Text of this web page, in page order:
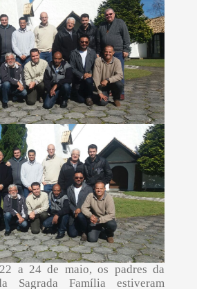
a 24 de maio, os padres da
Sagrada Família estiveram